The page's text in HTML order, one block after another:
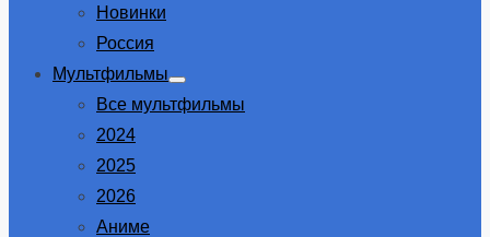
Новинки
Россия
Мультфильмы
Show
sub
Все мультфильмы
2024
2025
2026
Аниме